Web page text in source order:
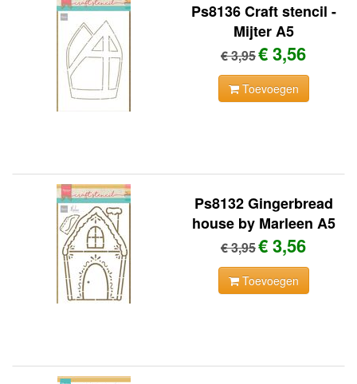
Ps8136 Craft stencil -
Mijter A5
€ 3,95€ 3,56
Toevoegen
Ps8132 Gingerbread
house by Marleen A5
€ 3,95€ 3,56
Toevoegen